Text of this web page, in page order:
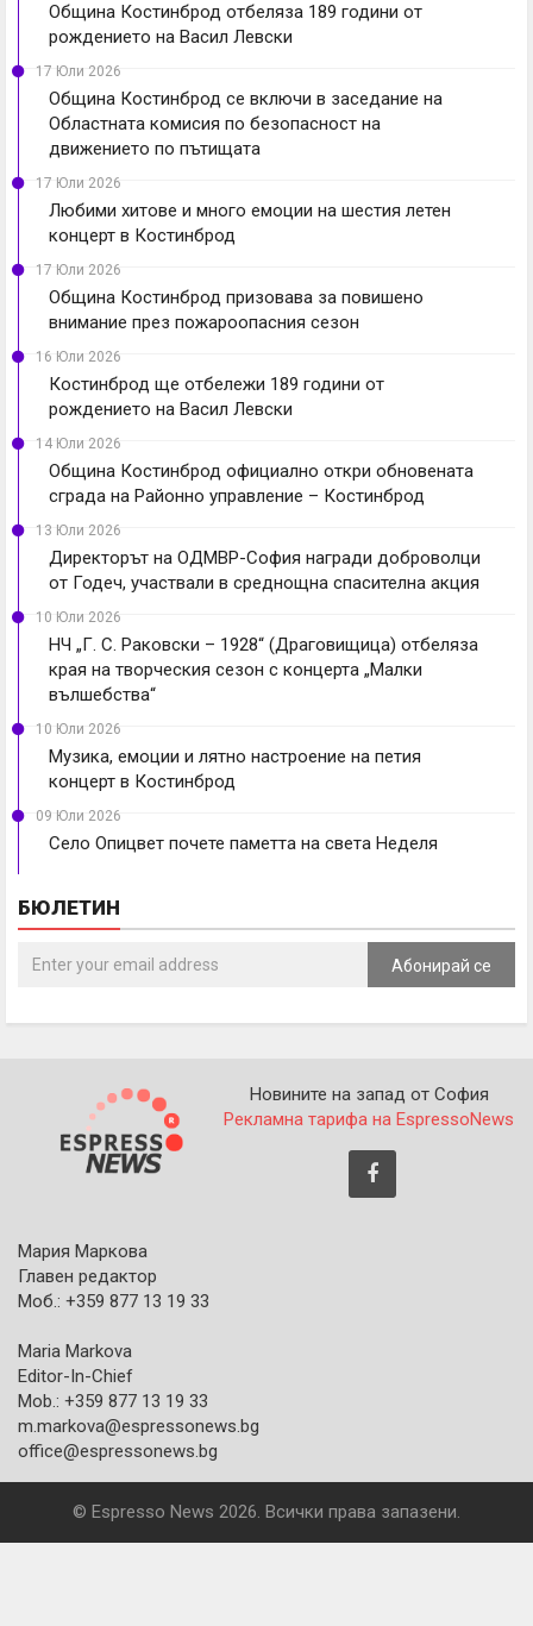
Община Костинброд отбеляза 189 години от
рождението на Васил Левски
17 Юли 2026
Община Костинброд се включи в заседание на
Областната комисия по безопасност на
движението по пътищата
17 Юли 2026
Любими хитове и много емоции на шестия летен
концерт в Костинброд
17 Юли 2026
Община Костинброд призовава за повишено
внимание през пожароопасния сезон
16 Юли 2026
Костинброд ще отбележи 189 години от
рождението на Васил Левски
14 Юли 2026
Община Костинброд официално откри обновената
сграда на Районно управление – Костинброд
13 Юли 2026
Директорът на ОДМВР-София награди доброволци
от Годеч, участвали в среднощна спасителна акция
10 Юли 2026
НЧ „Г. С. Раковски – 1928“ (Драговищица) отбеляза
края на творческия сезон с концерта „Малки
вълшебства“
10 Юли 2026
Музика, емоции и лятно настроение на петия
концерт в Костинброд
09 Юли 2026
Село Опицвет почете паметта на света Неделя
БЮЛЕТИН
Абонирай се
Новините на запад от София
Рекламна тарифа на EspressoNews
Мария Маркова
Главен редактор
Моб.: +359 877 13 19 33
Maria Markova
Editor-In-Chief
Mob.: +359 877 13 19 33
m.markova@espressonews.bg
office@espressonews.bg
© Espresso News 2026. Всички права запазени.